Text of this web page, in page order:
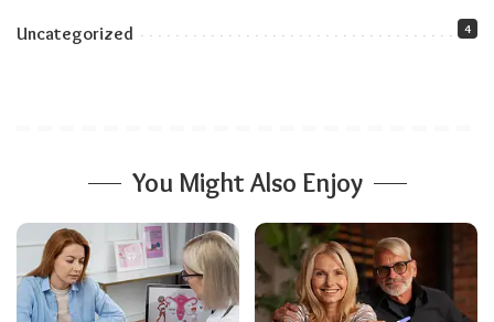
Uncategorized 4
You Might Also Enjoy